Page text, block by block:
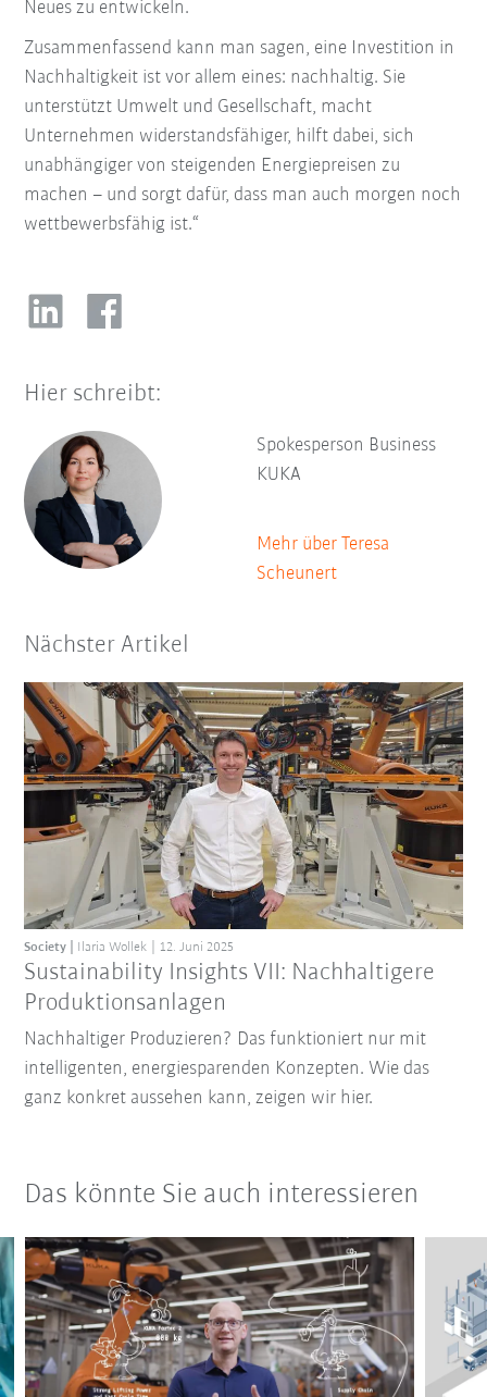
Neues zu entwickeln.
Zusammenfassend kann man sagen, eine Investition in
Nachhaltigkeit ist vor allem eines: nachhaltig. Sie
unterstützt Umwelt und Gesellschaft, macht
Unternehmen widerstandsfähiger, hilft dabei, sich
unabhängiger von steigenden Energiepreisen zu
machen – und sorgt dafür, dass man auch morgen noch
wettbewerbsfähig ist.“
Hier schreibt:
Spokesperson Business
KUKA
Mehr über Teresa
Scheunert
Nächster Artikel
Sustainability Insights VII: Nachhaltigere
Produktionsanlagen
Society Ilaria Wollek 12. Juni 2025
Nachhaltiger Produzieren? Das funktioniert nur mit
intelligenten, energiesparenden Konzepten. Wie das
ganz konkret aussehen kann, zeigen wir hier.
Das könnte Sie auch interessieren